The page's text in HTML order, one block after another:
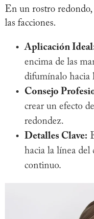
En un rostro
las facciones.
Aplicación
encima de las
difumínalo hacia
Consejo
crear un efecto
redondez.
Detalles Clave:
hacia la línea del
continuo.